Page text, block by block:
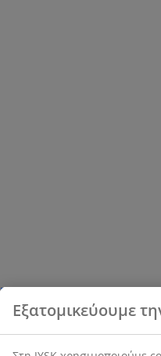
Εξατομικεύουμε